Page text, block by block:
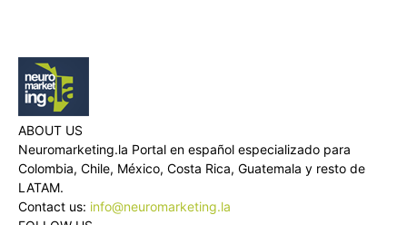
ABOUT US
Neuromarketing.la Portal en español especializado para
Colombia, Chile, México, Costa Rica, Guatemala y resto de
LATAM.
Contact us: info@neuromarketing.la